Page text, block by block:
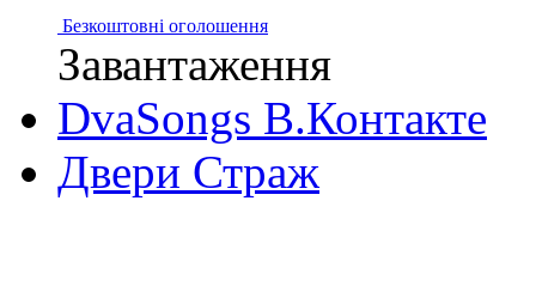
Безкоштовні оголошення
Завантаження
DvaSongs В.Контакте
Двери Страж